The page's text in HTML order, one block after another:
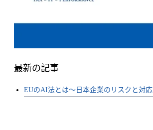
最新の記事
EUのAI法とは〜日本企業のリスクと対応